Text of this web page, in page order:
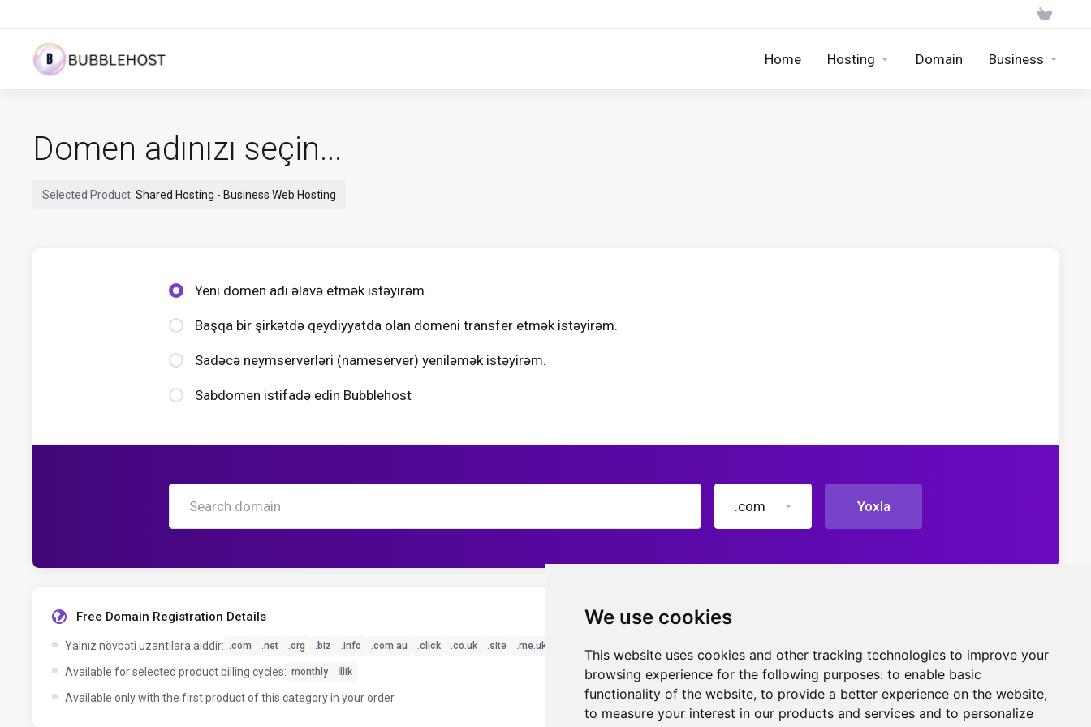
We use cookies
This website uses cookies and other tracking technologies to improve your
browsing experience for the following purposes: to enable basic
functionality of the website, to provide a better experience on the website,
to measure your interest in our products and services and to personalize
Home Hosting Domain Business
Domen adınızı seçin...
Selected Product: Shared Hosting - Business Web Hosting
Yeni domen adı əlavə etmək istəyirəm.
Başqa bir şirkətdə qeydiyyatda olan domeni transfer etmək istəyirəm.
Sadəcə neymserverləri (nameserver) yeniləmək istəyirəm.
Sabdomen istifadə edin Bubblehost
.com Yoxla
Free Domain Registration Details
Yalnız növbəti uzantılara aiddir: .com .net .org .biz .info .com.au .click .co.uk .site .me.uk
Available for selected product billing cycles: monthly İllik
Available only with the first product of this category in your order.